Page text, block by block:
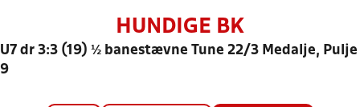
HUNDIGE BK
U7 dr 3:3 (19) ½ banestævne Tune 22/3 Medalje, Pulje
9